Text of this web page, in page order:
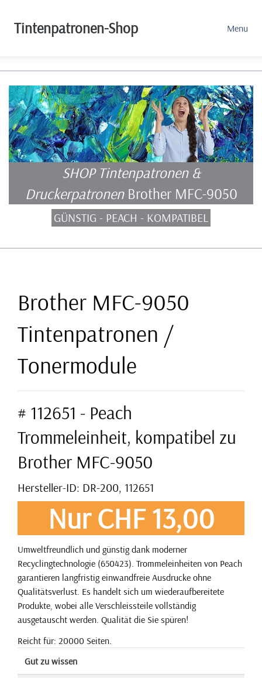
Tintenpatronen-Shop Menu
SHOP Tintenpatronen &
Druckerpatronen Brother MFC-9050
GÜNSTIG - PEACH - KOMPATIBEL
Brother MFC-9050
Tintenpatronen /
Tonermodule
# 112651 - Peach
Trommeleinheit, kompatibel zu
Brother MFC-9050
Hersteller-ID: DR-200, 112651
Nur CHF 13,00
Umweltfreundlich und günstig dank moderner
Recyclingtechnologie (650423). Trommeleinheiten von Peach
garantieren langfristig einwandfreie Ausdrucke ohne
Qualitätsverlust. Es handelt sich um wiederaufbereitete
Produkte, wobei alle Verschleissteile vollständig
ausgetauscht werden. Qualität die Sie spüren!
Reicht für: 20000 Seiten.
Gut zu wissen